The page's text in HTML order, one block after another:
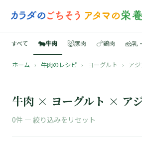
📚
すべて 🐄牛肉 🐷豚肉 🍗鶏肉 🧀乳
ホーム › 牛肉のレシピ › ヨーグルト › ア
牛肉 × ヨーグルト × ア
0件 — 絞り込みをリセット